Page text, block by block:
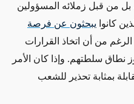
من قبل زملائه المسؤولين
كانوا يبحثون عن فرصة
من أن اتخاذ القرارات
نطاق سلطتهم. وإذا كان الأمر
بمثابة تحذير للشعب